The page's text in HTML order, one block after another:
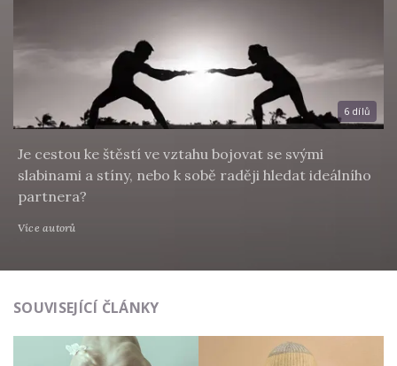
6 dílů
Je cestou ke štěstí ve vztahu bojovat se svými
slabinami a stíny, nebo k sobě raději hledat ideálního
partnera?
Více autorů
SOUVISEJÍCÍ ČLÁNKY